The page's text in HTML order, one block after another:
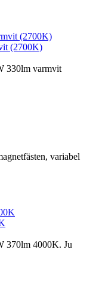
(2700K)
330lm varmvit
variabel
370lm 4000K. Ju